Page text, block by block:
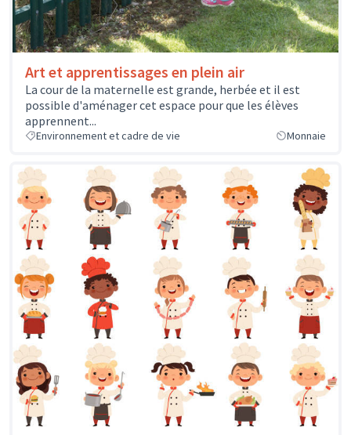
Art et apprentissages en plein air
La cour de la maternelle est grande, herbée et il est
possible d'aménager cet espace pour que les élèves
apprennent...
Environnement et cadre de vie Monnaie